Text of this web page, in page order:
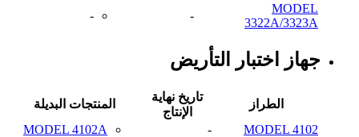
MODEL
3322A/3323A
-
-
جهاز اختبار التأريض
الطراز
تاريخ نهاية
الإنتاج
المنتجات البديلة
MODEL 4102
-
MODEL 4102A